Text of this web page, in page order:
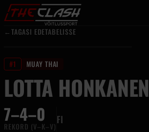
Liigu sisu juurde
←TAGASI EDETABELISSE
#1 MUAY THAI
LOTTA HONKANEN
7–4–0
REKORD (V–K–V)
FI